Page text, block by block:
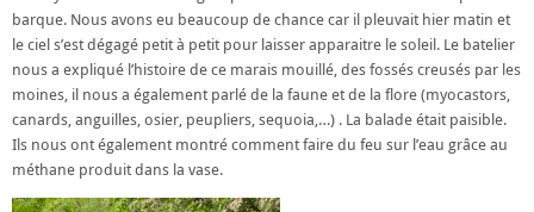
barque. Nous avons eu beaucoup de chance car il pleuvait hier matin et
le ciel s’est dégagé petit à petit pour laisser apparaitre le soleil. Le batelier
nous a expliqué l’histoire de ce marais mouillé, des fossés creusés par les
moines, il nous a également parlé de la faune et de la flore (myocastors,
canards, anguilles, osier, peupliers, sequoia,…) . La balade était paisible.
Ils nous ont également montré comment faire du feu sur l’eau grâce au
méthane produit dans la vase.